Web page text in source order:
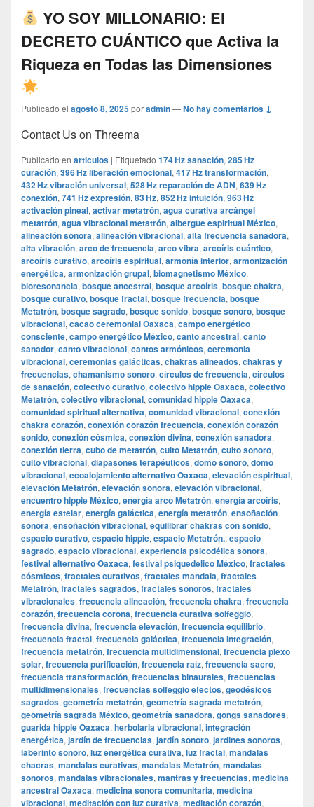
YO SOY MILLONARIO: El
DECRETO CUÁNTICO que Activa la
Riqueza en Todas las Dimensiones
Publicado el agosto 8, 2025poradmin—No hay comentarios ↓
Contact Us on Threema
Publicado en articulos | Etiquetado 174 Hz sanación, 285 Hz
curación, 396 Hz liberación emocional, 417 Hz transformación,
432 Hz vibración universal, 528 Hz reparación de ADN, 639 Hz
conexión, 741 Hz expresión, 83 Hz, 852 Hz intuición, 963 Hz
activación pineal, activar metatrón, agua curativa arcángel
metatrón, agua vibracional metatrón, albergue espiritual México,
alineación sonora, alineación vibracional, alta frecuencia sanadora,
alta vibración, arco de frecuencia, arco vibra, arcoíris cuántico,
arcoíris curativo, arcoíris espiritual, armonía interior, armonización
energética, armonización grupal, biomagnetismo México,
bioresonancia, bosque ancestral, bosque arcoíris, bosque chakra,
bosque curativo, bosque fractal, bosque frecuencia, bosque
Metatrón, bosque sagrado, bosque sonido, bosque sonoro, bosque
vibracional, cacao ceremonial Oaxaca, campo energético
consciente, campo energético México, canto ancestral, canto
sanador, canto vibracional, cantos armónicos, ceremonia
vibracional, ceremonias galácticas, chakras alineados, chakras y
frecuencias, chamanismo sonoro, círculos de frecuencia, círculos
de sanación, colectivo curativo, colectivo hippie Oaxaca, colectivo
Metatrón, colectivo vibracional, comunidad hippie Oaxaca,
comunidad spiritual alternativa, comunidad vibracional, conexión
chakra corazón, conexión corazón frecuencia, conexión corazón
sonido, conexión cósmica, conexión divina, conexión sanadora,
conexión tierra, cubo de metatrón, culto Metatrón, culto sonoro,
culto vibracional, diapasones terapéuticos, domo sonoro, domo
vibracional, ecoalojamiento alternativo Oaxaca, elevación espiritual,
elevación Metatrón, elevación sonora, elevación vibracional,
encuentro hippie México, energía arco Metatrón, energía arcoíris,
energía estelar, energía galáctica, energía metatrón, ensoñación
sonora, ensoñación vibracional, equilibrar chakras con sonido,
espacio curativo, espacio hippie, espacio Metatrón., espacio
sagrado, espacio vibracional, experiencia psicodélica sonora,
festival alternativo Oaxaca, festival psiquedelico México, fractales
cósmicos, fractales curativos, fractales mandala, fractales
Metatrón, fractales sagrados, fractales sonoros, fractales
vibracionales, frecuencia alineación, frecuencia chakra, frecuencia
corazón, frecuencia corona, frecuencia curativa solfeggio,
frecuencia divina, frecuencia elevación, frecuencia equilibrio,
frecuencia fractal, frecuencia galáctica, frecuencia integración,
frecuencia metatrón, frecuencia multidimensional, frecuencia plexo
solar, frecuencia purificación, frecuencia raíz, frecuencia sacro,
frecuencia transformación, frecuencias binaurales, frecuencias
multidimensionales, frecuencias solfeggio efectos, geodésicos
sagrados, geometría metatrón, geometría sagrada metatrón,
geometría sagrada México, geometría sanadora, gongs sanadores,
guarida hippie Oaxaca, herbolaria vibracional, integración
energética, jardín de frecuencias, jardín sonoro, jardines sonoros,
laberinto sonoro, luz energética curativa, luz fractal, mandalas
chacras, mandalas curativas, mandalas Metatrón, mandalas
sonoros, mandalas vibracionales, mantras y frecuencias, medicina
ancestral Oaxaca, medicina sonora comunitaria, medicina
vibracional, meditación con luz curativa, meditación corazón,